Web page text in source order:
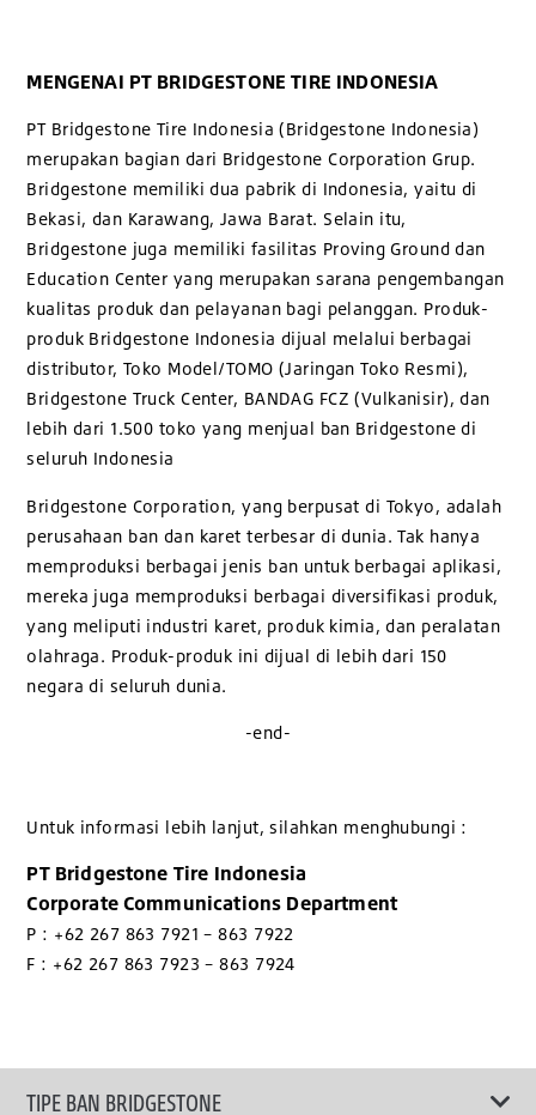
MENGENAI PT BRIDGESTONE TIRE INDONESIA
PT Bridgestone Tire Indonesia (Bridgestone Indonesia)
merupakan bagian dari Bridgestone Corporation Grup.
Bridgestone memiliki dua pabrik di Indonesia, yaitu di
Bekasi, dan Karawang, Jawa Barat. Selain itu,
Bridgestone juga memiliki fasilitas Proving Ground dan
Education Center yang merupakan sarana pengembangan
kualitas produk dan pelayanan bagi pelanggan. Produk-
produk Bridgestone Indonesia dijual melalui berbagai
distributor, Toko Model/TOMO (Jaringan Toko Resmi),
Bridgestone Truck Center, BANDAG FCZ (Vulkanisir), dan
lebih dari 1.500 toko yang menjual ban Bridgestone di
seluruh Indonesia
Bridgestone Corporation, yang berpusat di Tokyo, adalah
perusahaan ban dan karet terbesar di dunia. Tak hanya
memproduksi berbagai jenis ban untuk berbagai aplikasi,
mereka juga memproduksi berbagai diversifikasi produk,
yang meliputi industri karet, produk kimia, dan peralatan
olahraga. Produk-produk ini dijual di lebih dari 150
negara di seluruh dunia.
-end-
Untuk informasi lebih lanjut, silahkan menghubungi :
PT Bridgestone Tire Indonesia
Corporate Communications Department
P : +62 267 863 7921 – 863 7922
F : +62 267 863 7923 – 863 7924
TIPE BAN BRIDGESTONE